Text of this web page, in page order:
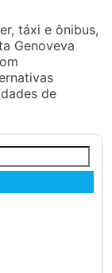
táxi e ônibus,
Genoveva
de